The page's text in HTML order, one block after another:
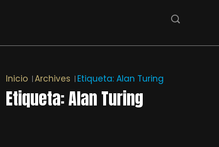
Inicio Archives Etiqueta: Alan Turing
Etiqueta:Alan Turing